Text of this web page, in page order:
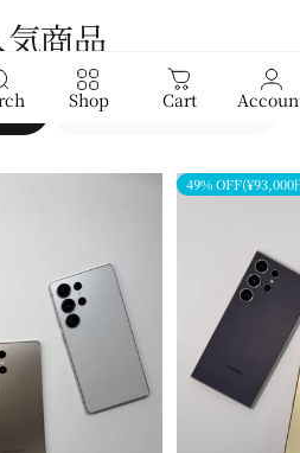
Shop Cart
商品
] Galaxy Z Series[中古]
49% OFF(¥93,000